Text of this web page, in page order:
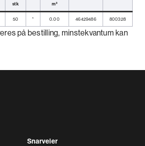
stk
m³
50 * 0.00 46429486 800328
på bestilling, minstekvantum kan
Snarveier